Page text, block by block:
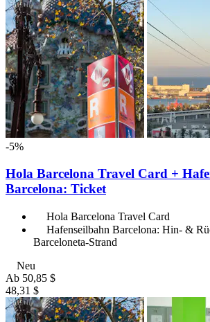
-5%
Hola Barcelona Travel Card +
Barcelona: Ticket
Hola Barcelona Travel Card
Hafenseilbahn Barcelona: Hin- &
Barceloneta-Strand
Neu
Ab 50,85 $
48,31 $